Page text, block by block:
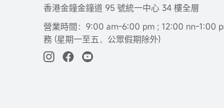
香港金鐘金鐘道 95 號統一中心 34 樓全層
營業時間：9:00 am-6:00 pm ; 12:00 nn-1:00
務 (星期一至五，公眾假期除外)